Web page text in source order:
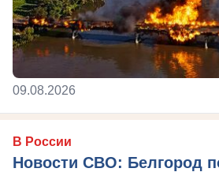
09.08.2026
В России
Новости СВО: Белгород